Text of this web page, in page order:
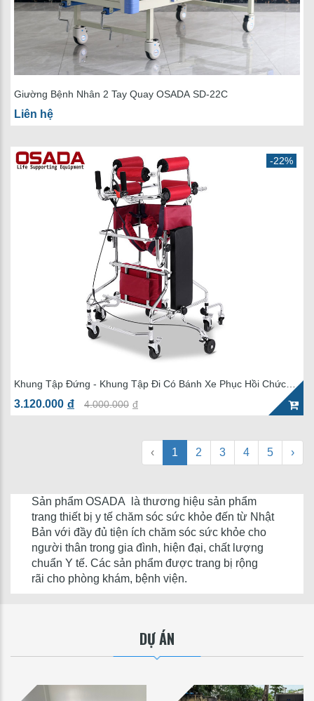
Giường Bệnh Nhân 2 Tay Quay OSADA SD-22C
Liên hệ
Khung Tập Đứng - Khung Tập Đi Có Bánh Xe Phục Hồi Chức
3.120.000 đ 4.000.000 đ
-22%
‹ 1 2 3 4 5 ›
Sản phẩm OSADA là thương hiệu sản phẩm
trang thiết bị y tế chăm sóc sức khỏe đến từ Nhật
Bản với đầy đủ tiện ích chăm sóc sức khỏe cho
người thân trong gia đình, hiện đại, chất lượng
chuẩn Y tế. Các sản phẩm được trang bị rộng
rãi cho phòng khám, bệnh viện.
DỰ ÁN